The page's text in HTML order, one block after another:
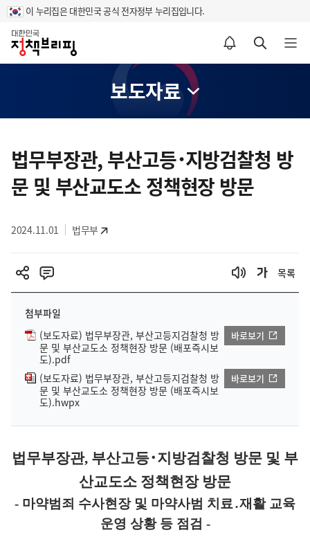
이 누리집은 대한민국 공식 전자정부 누리집입니다.
홈
알림설정 바로가기 검색 바로가기 메뉴 열기
보도자료
텐
영
법무부장관, 부산고등･지방검찰청 방
문 및 부산교도소 정책현장 방문
2024.11.01 법무부
목록
첨부파일
(보도자료) 법무부장관, 부산고등지검찰청 방
문 및 부산교도소 정책현장 방문 (배포즉시보
도).pdf
바로보기
(보도자료) 법무부장관, 부산고등지검찰청 방
문 및 부산교도소 정책현장 방문 (배포즉시보
도).hwpx
바로보기
법무부장관, 부산고등･지방검찰청 방문 및 부
산교도소 정책현장 방문
- 마약범죄 수사현장 및 마약사범 치료․재활 교육
운영 상황 등 점검 -